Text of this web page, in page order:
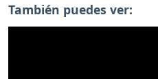
También puedes ver: